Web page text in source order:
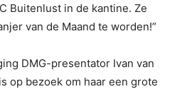
Buitenlust in de kantine. Ze
van de Maand te worden!”
DMG-presentator Ivan van
op bezoek om haar een grote